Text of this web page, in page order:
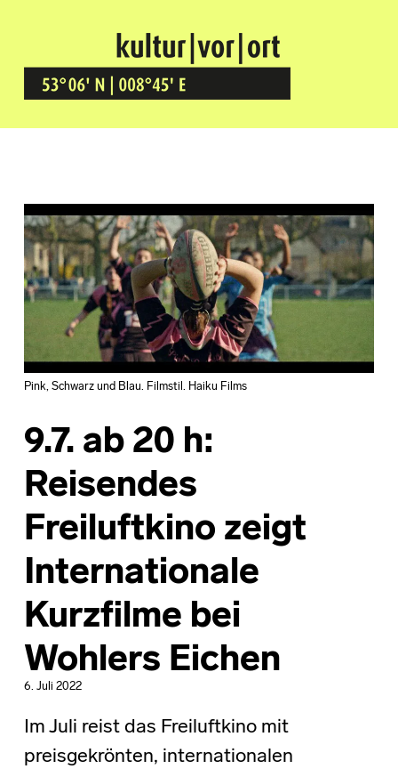
Kultur Vor Ort
BREMEN GRÖPELINGEN
Pink, Schwarz und Blau. Filmstil. Haiku Films
9.7. ab 20 h:
Reisendes
Freiluftkino zeigt
Internationale
Kurzfilme bei
Wohlers Eichen
6. Juli 2022
Im Juli reist das Freiluftkino mit
preisgekrönten, internationalen